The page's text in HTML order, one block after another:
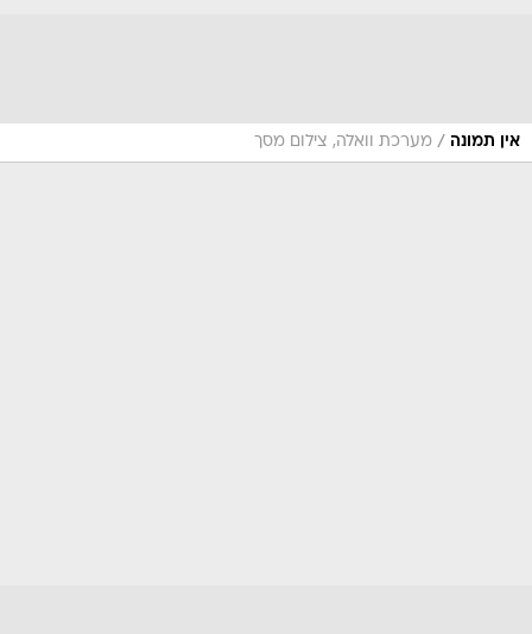
אין תמונה / מערכת וואלה, צילום מסך